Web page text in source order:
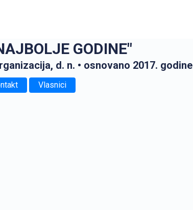
GODINE"
d. n. • osnovano 2017. godine
Vlasnici